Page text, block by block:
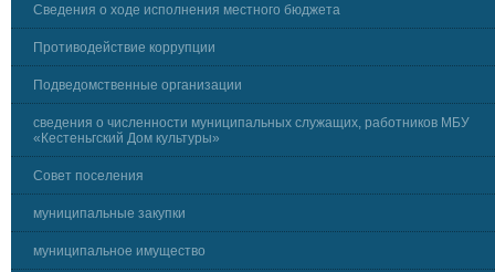
Сведения о ходе исполнения местного бюджета
Противодействие коррупции
Подведомственные организации
сведения о численности муниципальных служащих, работников МБУ
«Кестеньгский Дом культуры»
Совет поселения
муниципальные закупки
муниципальное имущество